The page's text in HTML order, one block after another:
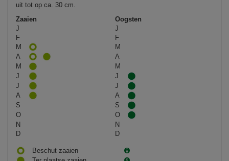
uit tot op ca. 30 cm.
Zaaien
Oogsten
J
J
F
F
M
M
A
A
M
M
J
J
J
J
A
A
S
S
O
O
N
N
D
D
Beschut zaaien